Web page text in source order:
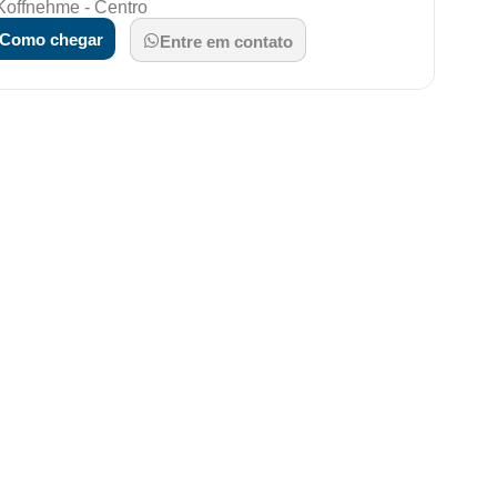
- Centro
chegar
Entre em contato